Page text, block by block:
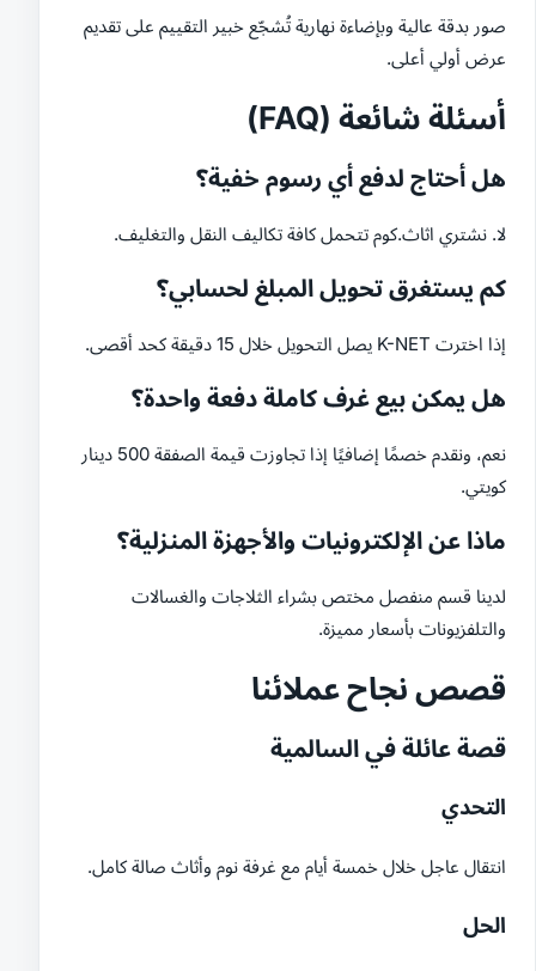
صور بدقة عالية وبإضاءة نهارية تُشجّع خبير التقييم على تقديم
عرض أولي أعلى.
أسئلة شائعة (FAQ)
هل أحتاج لدفع أي رسوم خفية؟
لا. نشتري اثاث.كوم تتحمل كافة تكاليف النقل والتغليف.
كم يستغرق تحويل المبلغ لحسابي؟
إذا اخترت K-NET يصل التحويل خلال 15 دقيقة كحد أقصى.
هل يمكن بيع غرف كاملة دفعة واحدة؟
نعم، ونقدم خصمًا إضافيًا إذا تجاوزت قيمة الصفقة 500 دينار
كويتي.
ماذا عن الإلكترونيات والأجهزة المنزلية؟
لدينا قسم منفصل مختص بشراء الثلاجات والغسالات
والتلفزيونات بأسعار مميزة.
قصص نجاح عملائنا
قصة عائلة في السالمية
التحدي
انتقال عاجل خلال خمسة أيام مع غرفة نوم وأثاث صالة كامل.
الحل